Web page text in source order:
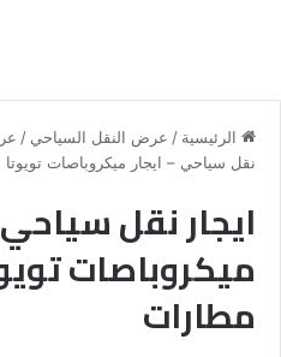
الرئيسية / عرض النقل السياحي /
نقل سياحي – ايجار ميكروباصات
ايجار نقل سياحي
ميكروباصات
مطارات